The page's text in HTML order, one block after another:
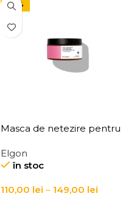
-29%
Masca de netezire pentru
Smooth Liss Forever Mask
Elgon
în stoc
110,00 lei – 149,00 lei